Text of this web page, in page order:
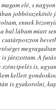
elé, s
jobbösszekötőt
ennek
bal lábam miatt
is játszottam. A
is,
kellett
is gyakorolni,